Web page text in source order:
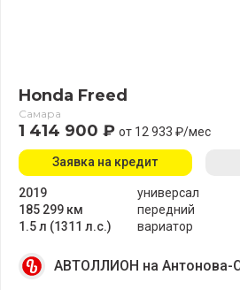
Honda Freed
Самара
1 414 900 ₽ от 12 933 ₽/мес
2019
185 299 км
1.5 л (1311 л.с.)
универсал
передний
вариатор
Заявка на кредит
АВТОЛЛИОН на Антонова-